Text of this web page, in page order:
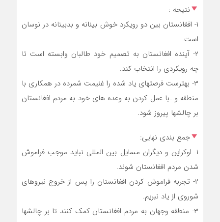
نتیجه :
‏۱- افغانستان بین دو رویکرد خوش بینانه و بدبینانه در نوسان
است.
‏۲- آینده افغانستان به تصمیم خود طالبان وابسته است تا
چه رویکردی را انتخاب کند.
‏۳- بهترست فرصتهای یاد شده را غنیمت شمرده در همکاری با
منطقه و…با عمل کردن به وعده های خود به مردم افغانستان
بر چالشها پیروز شود.
جمع بندی نهایی:
‏۱- اوکراین و دیگران مسایل بین المللی نباید موجب فراموش
شدن مردم افغانستان شوند.
‏۲- تجربه فراموش کردن افغانستان را پس از خروج نیروهای
شوروی از یاد نبریم.
‏۳- منطقه وجهان به مردم افغانستان کمک کنند تا بر چالشها